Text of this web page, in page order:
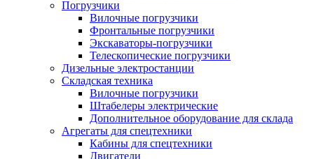
Погрузчики
Вилочные погрузчики
Фронтальные погрузчики
Экскаваторы-погрузчики
Телескопические погрузчики
Дизельные электростанции
Складская техника
Вилочные погрузчики
Штабелеры электрические
Дополнительное оборудование для склада
Агрегаты для спецтехники
Кабины для спецтехники
Двигатели